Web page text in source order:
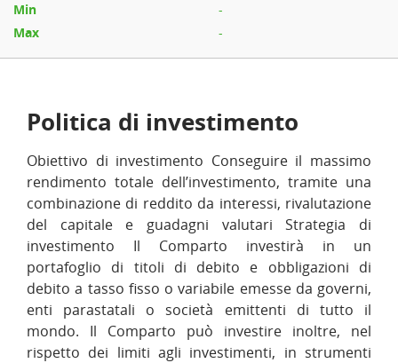
-
-
Politica di investimento
Obiettivo di investimento Conseguire il massimo
rendimento totale dell’investimento, tramite una
combinazione di reddito da interessi, rivalutazione
del capitale e guadagni valutari Strategia di
investimento Il Comparto investirà in un
portafoglio di titoli di debito e obbligazioni di
debito a tasso fisso o variabile emesse da governi,
enti parastatali o società emittenti di tutto il
mondo. Il Comparto può investire inoltre, nel
rispetto dei limiti agli investimenti, in strumenti